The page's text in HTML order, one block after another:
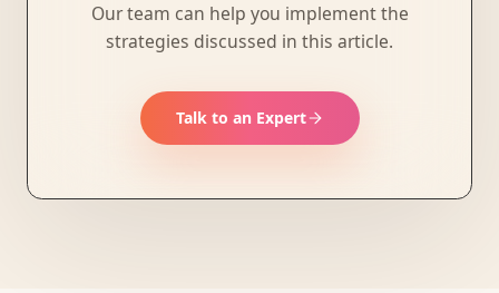
Our team can help you implement the
strategies discussed in this article.
Talk to an Expert